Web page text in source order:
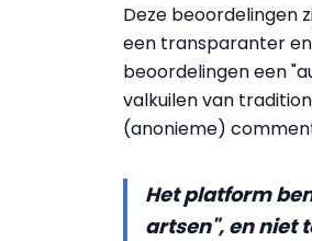
Deze beoordelingen
een transparanter
beoordelingen een
valkuilen van
(anonieme)
Het platform
artsen", en niet